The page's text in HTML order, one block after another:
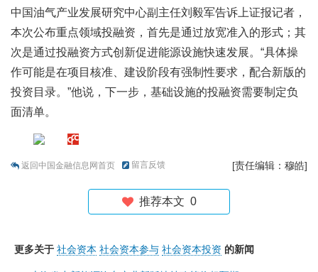
中国油气产业发展研究中心副主任刘毅军告诉上证报记者，
本次公布重点领域投融资，首先是通过放宽准入的形式；其
次是通过投融资方式创新促进能源设施快速发展。“具体操
作可能是在项目核准、建设阶段有强制性要求，配合新版的
投资目录。”他说，下一步，基础设施的投融资需要制定负
面清单。
返回中国金融信息网首页 留言反馈 [责任编辑：穆皓]
推荐本文 0
更多关于 社会资本 社会资本参与 社会资本投资 的新闻